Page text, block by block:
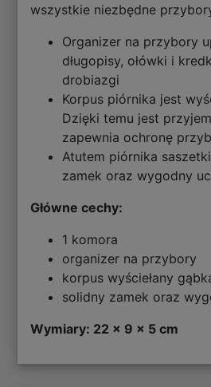
wszystkie niezbędne
Organizer na przybory
długopisy, ołówki i
drobiazgi
Korpus piórnika jest
Dzięki temu jest
zapewnia ochronę
Atutem piórnika
zamek oraz wygodny
Główne cechy:
1 komora
organizer na przybory
korpus wyściełany
solidny zamek oraz
Wymiary: 22 x 9 x 5 cm